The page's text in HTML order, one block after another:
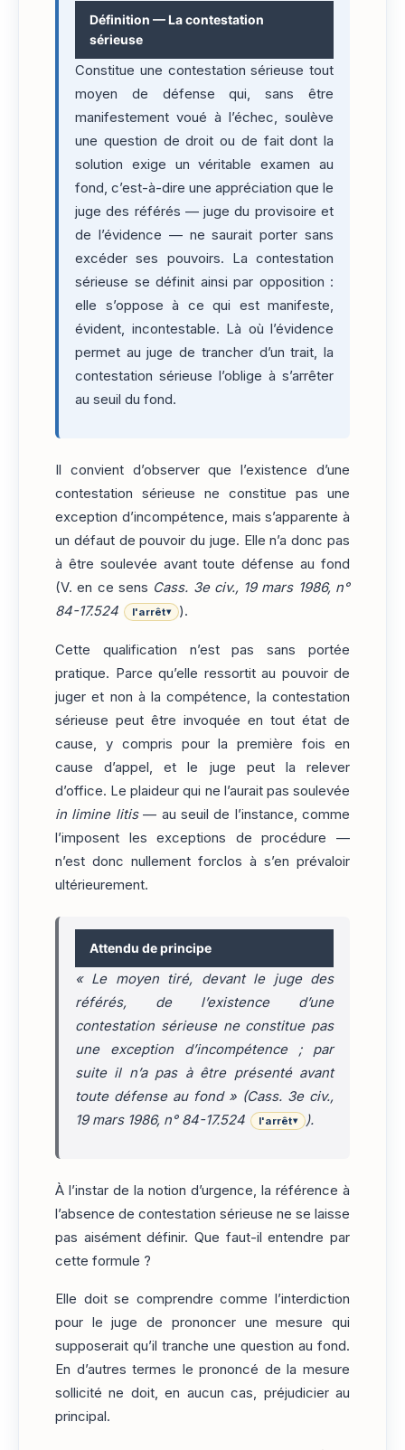
Définition — La contestation
sérieuse
Constitue une contestation sérieuse tout
moyen de défense qui, sans être
manifestement voué à l’échec, soulève
une question de droit ou de fait dont la
solution exige un véritable examen au
fond, c’est-à-dire une appréciation que le
juge des référés — juge du provisoire et
de l’évidence — ne saurait porter sans
excéder ses pouvoirs. La contestation
sérieuse se définit ainsi par opposition :
elle s’oppose à ce qui est manifeste,
évident, incontestable. Là où l’évidence
permet au juge de trancher d’un trait, la
contestation sérieuse l’oblige à s’arrêter
au seuil du fond.
Il convient d’observer que l’existence d’une
contestation sérieuse ne constitue pas une
exception d’incompétence, mais s’apparente à
un défaut de pouvoir du juge. Elle n’a donc pas
à être soulevée avant toute défense au fond
(V. en ce sens Cass. 3e civ., 19 mars 1986, n°
84-17.524
l'arrêt▾ ).
Cette qualification n’est pas sans portée
pratique. Parce qu’elle ressortit au pouvoir de
juger et non à la compétence, la contestation
sérieuse peut être invoquée en tout état de
cause, y compris pour la première fois en
cause d’appel, et le juge peut la relever
d’office. Le plaideur qui ne l’aurait pas soulevée
in limine litis— au seuil de l’instance, comme
l’imposent les exceptions de procédure —
n’est donc nullement forclos à s’en prévaloir
ultérieurement.
Attendu de principe
« Le moyen tiré, devant le juge des
référés, de l’existence d’une
contestation sérieuse ne constitue pas
une exception d’incompétence ; par
suite il n’a pas à être présenté avant
toute défense au fond» (Cass. 3e civ.,
19 mars 1986, n° 84-17.524
l'arrêt▾ ).
À l’instar de la notion d’urgence, la référence à
l’absence de contestation sérieuse ne se laisse
pas aisément définir. Que faut-il entendre par
cette formule ?
Elle doit se comprendre comme l’interdiction
pour le juge de prononcer une mesure qui
supposerait qu’il tranche une question au fond.
En d’autres termes le prononcé de la mesure
sollicité ne doit, en aucun cas, préjudicier au
principal.